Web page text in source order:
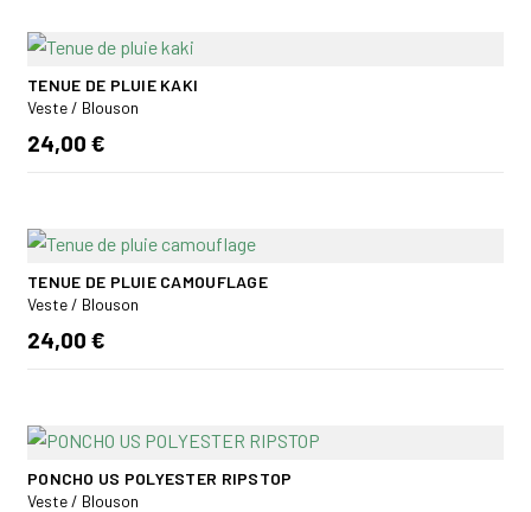
TENUE DE PLUIE KAKI
Veste / Blouson
24,00 €
TENUE DE PLUIE CAMOUFLAGE
Veste / Blouson
24,00 €
PONCHO US POLYESTER RIPSTOP
Veste / Blouson